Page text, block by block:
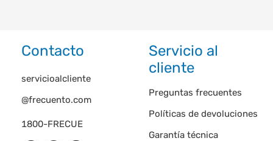
Contacto
1800-FRECUE
servicioalcliente
@frecuento.com
Servicio al
cliente
Preguntas frecuentes
Políticas de devoluciones
Garantía técnica